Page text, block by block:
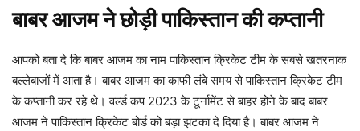
बाबर आजम ने छोड़ी पाकिस्तान की कप्तानी
आपको बता दे कि बाबर आजम का नाम पाकिस्तान क्रिकेट टीम के सबसे खतरनाक
बल्लेबाजों में आता है। बाबर आजम का काफी लंबे समय से पाकिस्तान क्रिकेट टीम
के कप्तानी कर रहे थे। वर्ल्ड कप 2023 के टूर्नामेंट से बाहर होने के बाद बाबर
आजम ने पाकिस्तान क्रिकेट बोर्ड को बड़ा झटका दे दिया है। बाबर आजम ने